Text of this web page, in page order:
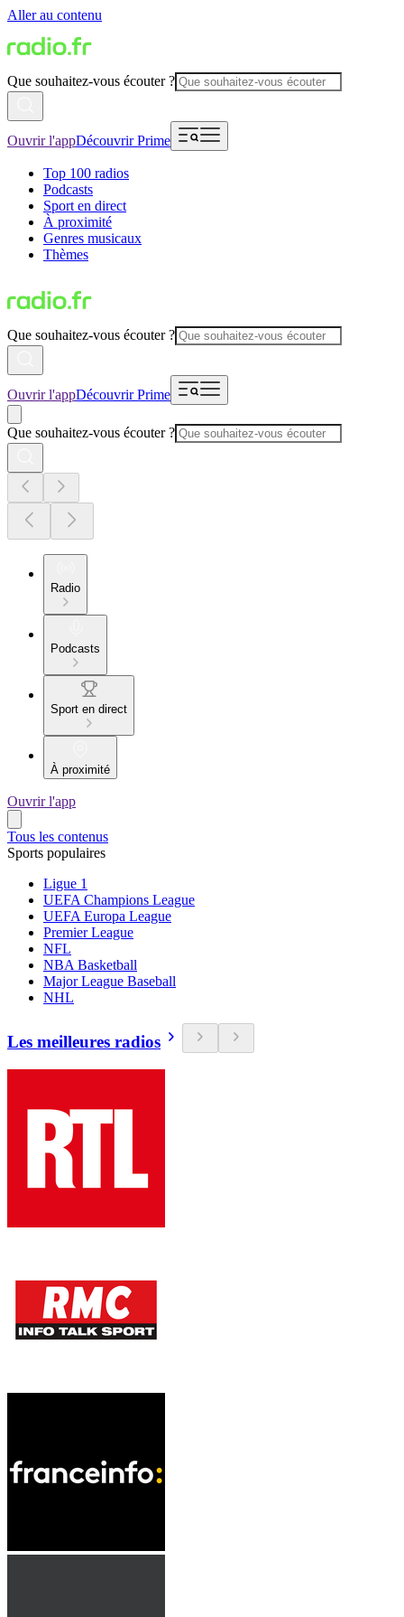
Aller au contenu
Que souhaitez-vous écouter ?
Ouvrir l'appDécouvrir Prime
Top 100 radios
Podcasts
Sport en direct
À proximité
Genres musicaux
Thèmes
Que souhaitez-vous écouter ?
Ouvrir l'appDécouvrir Prime
Que souhaitez-vous écouter ?
Radio
Podcasts
Sport en direct
À proximité
Ouvrir l'app
Tous les contenus
Sports populaires
Ligue 1
UEFA Champions League
UEFA Europa League
Premier League
NFL
NBA Basketball
Major League Baseball
NHL
Les meilleures radios